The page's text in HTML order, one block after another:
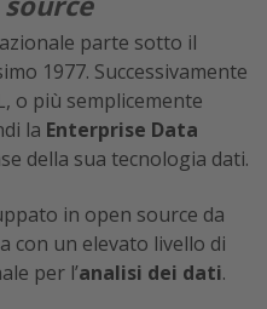
parte sotto il
1977. Successivamente
o più semplicemente
la Enterprise Data
della sua tecnologia dati.
in open source da
con un elevato livello di
per l’analisi dei dati.